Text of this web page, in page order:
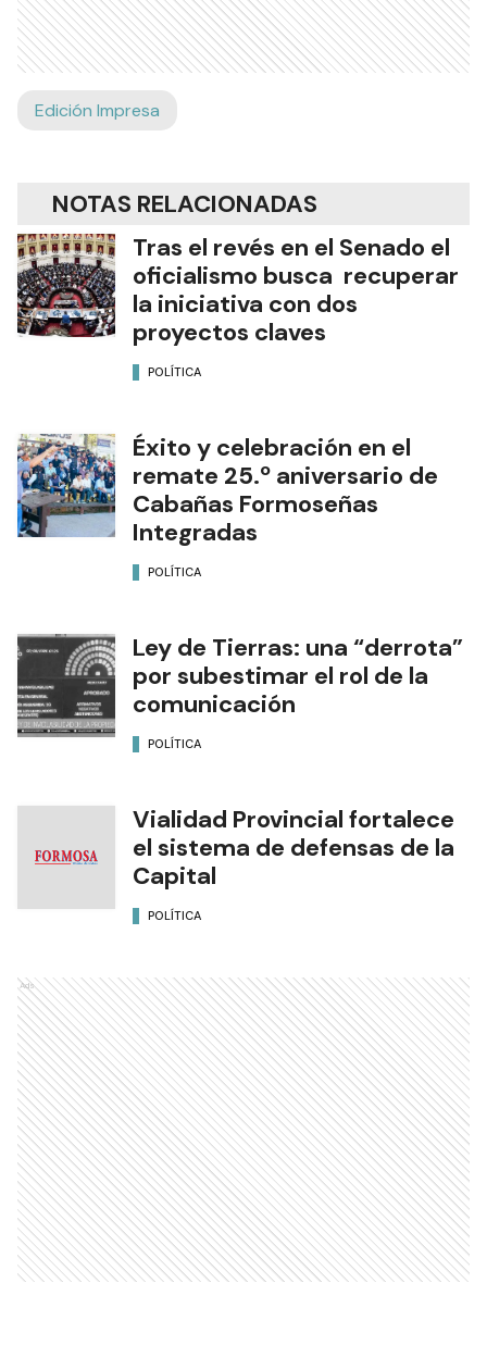
Edición Impresa
NOTAS RELACIONADAS
Tras el revés en el Senado el
oficialismo busca recuperar
la iniciativa con dos
proyectos claves
POLÍTICA
Éxito y celebración en el
remate 25.º aniversario de
Cabañas Formoseñas
Integradas
POLÍTICA
Ley de Tierras: una “derrota”
por subestimar el rol de la
comunicación
POLÍTICA
Vialidad Provincial fortalece
el sistema de defensas de la
Capital
POLÍTICA
Ads